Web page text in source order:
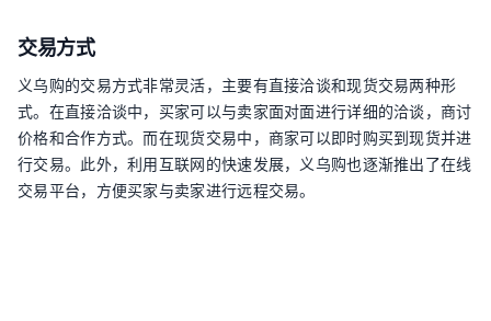
交易方式
义乌购的交易方式非常灵活，主要有直接洽谈和现货交易两种形
式。在直接洽谈中，买家可以与卖家面对面进行详细的洽谈，商讨
价格和合作方式。而在现货交易中，商家可以即时购买到现货并进
行交易。此外，利用互联网的快速发展，义乌购也逐渐推出了在线
交易平台，方便买家与卖家进行远程交易。